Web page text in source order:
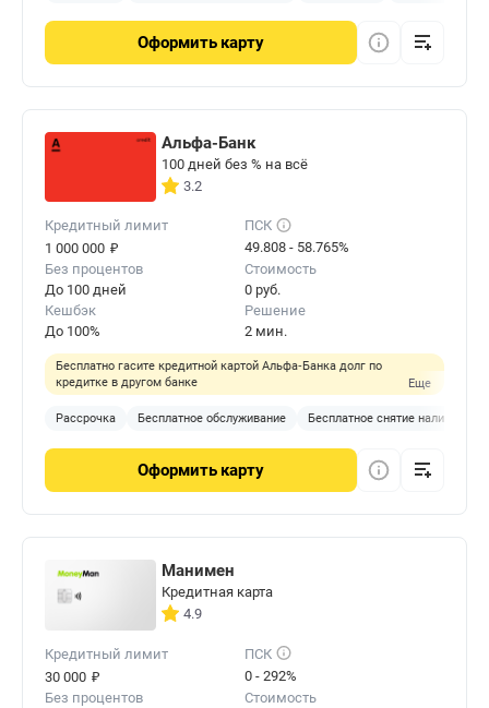
Оформить карту
Альфа-Банк
100 дней без % на всё
3.2
Кредитный лимит
1 000 000 ₽
ПСК
49.808 - 58.765%
Без процентов
До 100 дней
Стоимость
0 руб.
Кешбэк
До 100%
Решение
2 мин.
Бесплатно гасите кредитной картой Альфа‑Банка долг по
кредитке в другом банке
Еще
Рассрочка Бесплатное обслуживание Бесплатное снятие наличных
Оформить карту
Манимен
Кредитная карта
4.9
Кредитный лимит
30 000 ₽
ПСК
0 - 292%
Без процентов
Стоимость